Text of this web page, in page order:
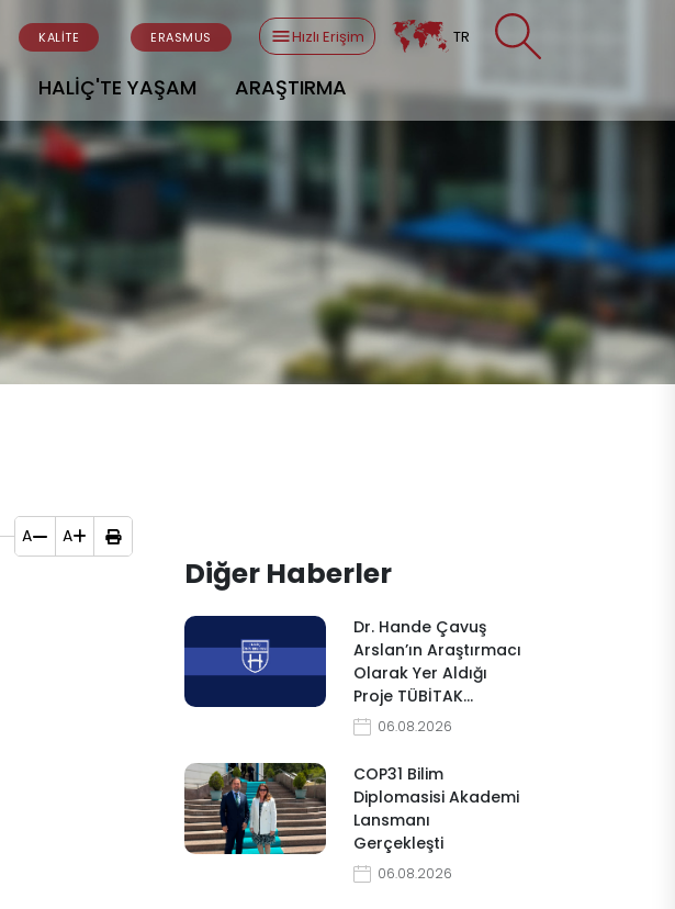
KALİTE ERASMUS Hızlı Erişim TR
HALİÇ'TE YAŞAM
ARAŞTIRMA
A
A
Diğer Haberler
Dr. Hande Çavuş
Arslan’ın Araştırmacı
Olarak Yer Aldığı
Proje TÜBİTAK…
06.08.2026
COP31 Bilim
Diplomasisi Akademi
Lansmanı
Gerçekleşti
06.08.2026